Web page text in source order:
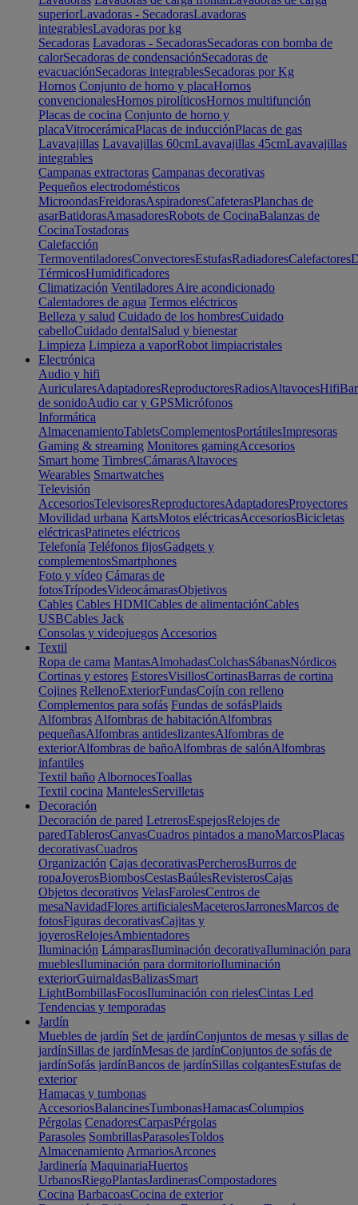
superiorLavadoras - SecadorasLavadoras
integrablesLavadoras por kg
Secadoras Lavadoras - SecadorasSecadoras con bomba de
calorSecadoras de condensaciónSecadoras de
evacuaciónSecadoras integrablesSecadoras por Kg
Hornos Conjunto de horno y placaHornos
convencionalesHornos pirolíticosHornos multifunción
Placas de cocina Conjunto de horno y
placaVitrocerámicaPlacas de inducciónPlacas de gas
Lavavajillas Lavavajillas 60cmLavavajillas 45cmLavavajillas
integrables
Campanas extractoras Campanas decorativas
Pequeños electrodomésticos
MicroondasFreidorasAspiradoresCafeterasPlanchas de
asarBatidorasAmasadoresRobots de CocinaBalanzas de
CocinaTostadoras
Calefacción
TermoventiladoresConvectoresEstufasRadiadoresCalefactores
TérmicosHumidificadores
Climatización Ventiladores Aire acondicionado
Calentadores de agua Termos eléctricos
Belleza y salud Cuidado de los hombresCuidado
cabelloCuidado dentalSalud y bienestar
Limpieza Limpieza a vaporRobot limpiacristales
Electrónica
Audio y hifi
AuricularesAdaptadoresReproductoresRadiosAltavocesHifi
de sonidoAudio car y GPSMicrófonos
Informática
AlmacenamientoTabletsComplementosPortátilesImpresoras
Gaming & streaming Monitores gamingAccesorios
Smart home TimbresCámarasAltavoces
Wearables Smartwatches
Televisión
AccesoriosTelevisoresReproductoresAdaptadoresProyectores
Movilidad urbana KartsMotos eléctricasAccesoriosBicicletas
eléctricasPatinetes eléctricos
Telefonía Teléfonos fijosGadgets y
complementosSmartphones
Foto y vídeo Cámaras de
fotosTrípodesVideocámarasObjetivos
Cables Cables HDMICables de alimentaciónCables
USBCables Jack
Consolas y videojuegos Accesorios
Textil
Ropa de cama MantasAlmohadasColchasSábanasNórdicos
Cortinas y estores EstoresVisillosCortinasBarras de cortina
Cojines RellenoExteriorFundasCojín con relleno
Complementos para sofás Fundas de sofásPlaids
Alfombras Alfombras de habitaciónAlfombras
pequeñasAlfombras antideslizantesAlfombras de
exteriorAlfombras de bañoAlfombras de salónAlfombras
infantiles
Textil baño AlbornocesToallas
Textil cocina MantelesServilletas
Decoración
Decoración de pared LetrerosEspejosRelojes de
paredTablerosCanvasCuadros pintados a manoMarcosPlacas
decorativasCuadros
Organización Cajas decorativasPercherosBurros de
ropaJoyerosBiombosCestasBaúlesRevisterosCajas
Objetos decorativos VelasFarolesCentros de
mesaNavidadFlores artificialesMaceterosJarronesMarcos de
fotosFiguras decorativasCajitas y
joyerosRelojesAmbientadores
Iluminación LámparasIluminación decorativaIluminación para
mueblesIluminación para dormitorioIluminación
exteriorGuirnaldasBalizasSmart
LightBombillasFocosIluminación con rielesCintas Led
Tendencias y temporadas
Jardín
Muebles de jardín Set de jardínConjuntos de mesas y sillas de
jardínSillas de jardínMesas de jardínConjuntos de sofás de
jardínSofás jardínBancos de jardínSillas colgantesEstufas de
exterior
Hamacas y tumbonas
AccesoriosBalancinesTumbonasHamacasColumpios
Pérgolas CenadoresCarpasPérgolas
Parasoles SombrillasParasolesToldos
Almacenamiento ArmariosArcones
Jardinería MaquinariaHuertos
UrbanosRiegoPlantasJardinerasCompostadores
Cocina BarbacoasCocina de exterior